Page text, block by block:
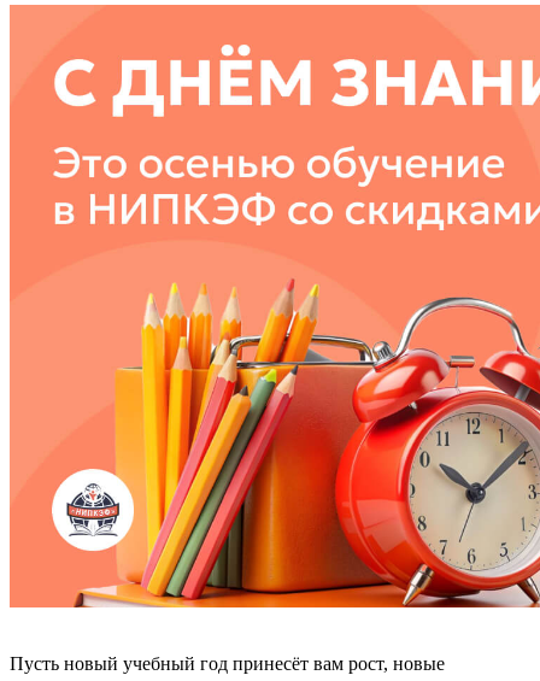
Пусть новый учебный год принесёт вам рост, новые